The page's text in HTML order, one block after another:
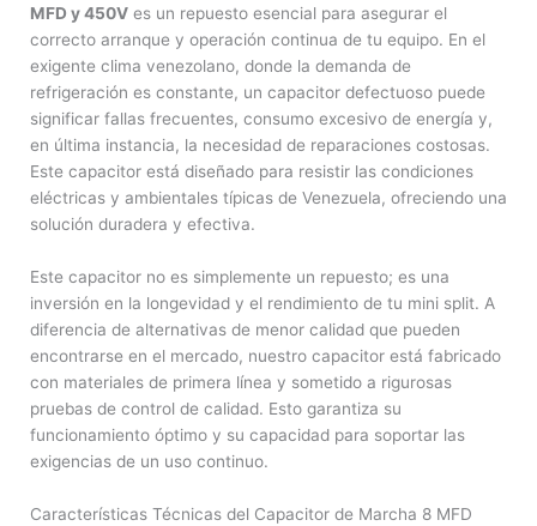
MFD y 450V es un repuesto esencial para asegurar el
correcto arranque y operación continua de tu equipo. En el
exigente clima venezolano, donde la demanda de
refrigeración es constante, un capacitor defectuoso puede
significar fallas frecuentes, consumo excesivo de energía y,
en última instancia, la necesidad de reparaciones costosas.
Este capacitor está diseñado para resistir las condiciones
eléctricas y ambientales típicas de Venezuela, ofreciendo una
solución duradera y efectiva.
Este capacitor no es simplemente un repuesto; es una
inversión en la longevidad y el rendimiento de tu mini split. A
diferencia de alternativas de menor calidad que pueden
encontrarse en el mercado, nuestro capacitor está fabricado
con materiales de primera línea y sometido a rigurosas
pruebas de control de calidad. Esto garantiza su
funcionamiento óptimo y su capacidad para soportar las
exigencias de un uso continuo.
Características Técnicas del Capacitor de Marcha 8 MFD